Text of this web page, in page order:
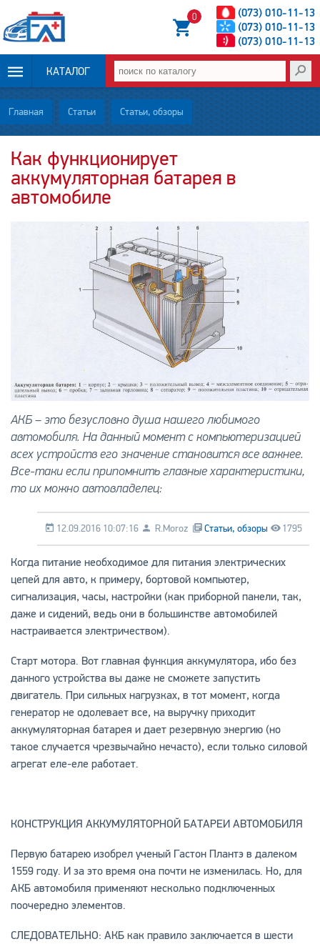
(073) 010-11-13
(073) 010-11-13
(073) 010-11-13
0
КАТАЛОГ
ОПЛАТА И
ДОСТАВКА
НОВОСТИ
Главная Статьи Статьи, обзоры
Как функционирует
аккумуляторная батарея в
автомобиле
АКБ – это безусловно душа нашего любимого
автомобиля. На данный момент с компьютеризацией
всех устройств его значение становится все важнее.
Все-таки если припомнить главные характеристики,
то их можно автовладелец:
Статьи, обзоры 1795
12.09.2016 10:07:16 R.Moroz
Когда питание необходимое для питания электрических
цепей для авто, к примеру, бортовой компьютер,
сигнализация, часы, настройки (как приборной панели, так,
даже и сидений, ведь они в большинстве автомобилей
настраивается электричеством).
Старт мотора. Вот главная функция аккумулятора, ибо без
данного устройства вы даже не сможете запустить
двигатель. При сильных нагрузках, в тот момент, когда
генератор не одолевает все, на выручку приходит
аккумуляторная батарея и дает резервную энергию (но
такое случается чрезвычайно нечасто), если только силовой
агрегат еле-еле работает.
КОНСТРУКЦИЯ АККУМУЛЯТОРНОЙ БАТАРЕИ АВТОМОБИЛЯ
Первую батарею изобрел ученый Гастон Плантэ в далеком
1559 году. И за это время она почти не изменилась. Но, для
АКБ автомобиля применяют несколько подключенных
поочередно элементов.
СЛЕДОВАТЕЛЬНО: АКБ как правило заключается в шести